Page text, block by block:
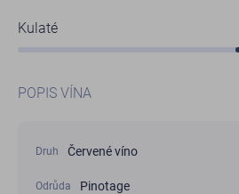
Kulaté
POPIS VÍNA
Druh Červené víno
Odrůda Pinotage